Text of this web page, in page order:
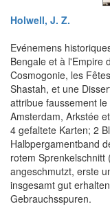
Holwell, J. Z.
Evénemens
Bengale et à l'Empire
Cosmogonie, les
Shastah, et une
attribue faussement
Amsterdam, Arkstée
4 gefaltete Karten; 2
Halbpergamentband
rotem
angeschmutzt, erste
insgesamt gut
Gebrauchsspuren.